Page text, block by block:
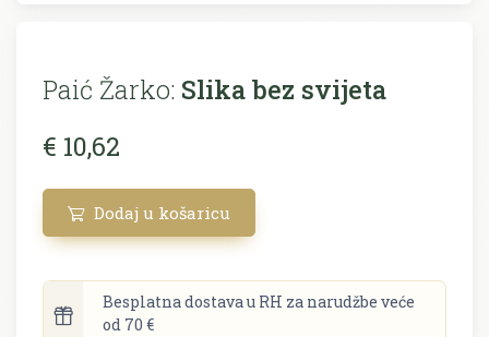
Paić Žarko: Slika bez svijeta
€ 10,62
Dodaj u košaricu
Besplatna dostava u RH za narudžbe veće
od 70 €